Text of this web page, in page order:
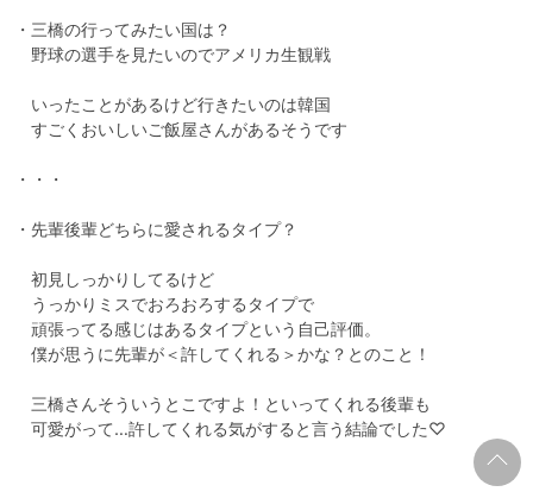
・三橋の行ってみたい国は？
野球の選手を見たいのでアメリカ生観戦
いったことがあるけど行きたいのは韓国
すごくおいしいご飯屋さんがあるそうです
・・・
・先輩後輩どちらに愛されるタイプ？
初見しっかりしてるけど
うっかりミスでおろおろするタイプで
頑張ってる感じはあるタイプという自己評価。
僕が思うに先輩が＜許してくれる＞かな？とのこと！
三橋さんそういうとこですよ！といってくれる後輩も